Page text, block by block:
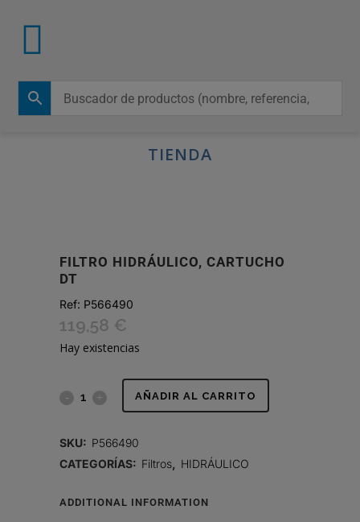
TIENDA
FILTRO HIDRÁULICO, CARTUCHO
DT
Ref: P566490
119,58 €
Hay existencias
FILTRO
CARTUCHO
AÑADIR AL CARRITO
SKU: P566490
CATEGORÍAS: Filtros HIDRÁULICO
ADDITIONAL INFORMATION